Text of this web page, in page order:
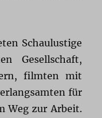
Schaulustige
Gesellschaft,
filmten mit
für
Weg zur Arbeit.